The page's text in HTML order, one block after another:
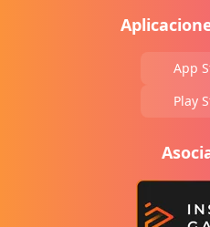
App
Play